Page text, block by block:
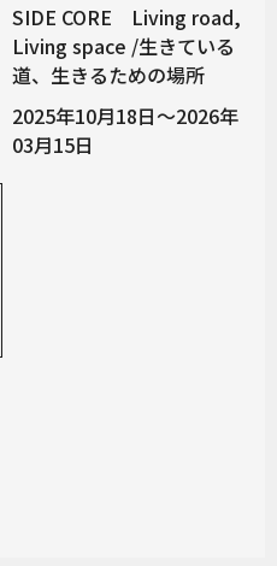
SIDE CORE Living road,
Living space /生きている
道、生きるための場所
2025年10月18日～2026年
03月15日